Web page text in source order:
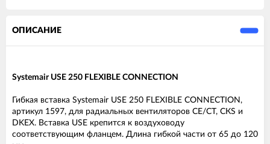
ОПИСАНИЕ
Systemair USE 250 FLEXIBLE CONNECTION
Гибкая вставка Systemair USE 250 FLEXIBLE CONNECTION,
артикул 1597, для радиальных вентиляторов СЕ/СТ, СКS и
DKEX. Вставка USE крепится к воздуховоду
соответствующим фланцем. Длина гибкой части от 65 до 120